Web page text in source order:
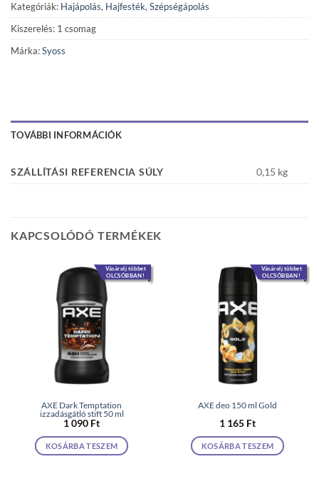
Kategóriák: Hajápolás, Hajfesték, Szépségápolás
Kiszerelés: 1 csomag
Márka:Syoss
TOVÁBBI INFORMÁCIÓK
SZÁLLÍTÁSI REFERENCIA SÚLY 0,15 kg
KAPCSOLÓDÓ TERMÉKEK
Vásárolj többet
OLCSÓBBAN!
AXE Dark Temptation
izzadásgátló stift 50 ml
1 090 Ft
KOSÁRBA TESZEM
Vásárolj többet
OLCSÓBBAN!
AXE deo 150 ml Gold
1 165 Ft
KOSÁRBA TESZEM